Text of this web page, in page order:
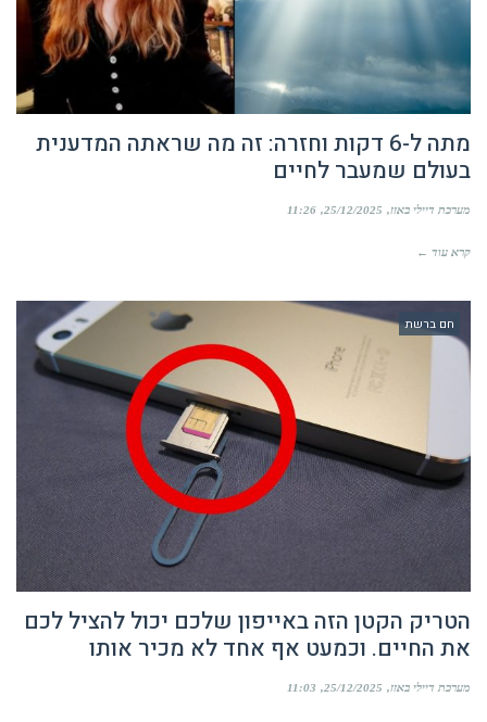
מתה ל-6 דקות וחזרה: זה מה שראתה המדענית
בעולם שמעבר לחיים
מערכת דיילי באזז 25/12/2025
11:26
קרא עוד ←
חם ברשת
הטריק הקטן הזה באייפון שלכם יכול להציל לכם
את החיים. וכמעט אף אחד לא מכיר אותו
מערכת דיילי באזז 25/12/2025
11:03